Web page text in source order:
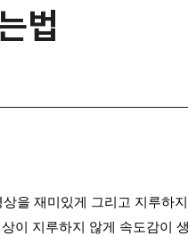
법
을 재미있게 그리고 지루하
이 지루하지 않게 속도감이